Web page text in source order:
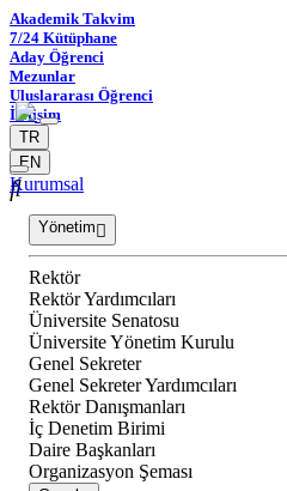
Akademik Takvim
7/24 Kütüphane
Aday Öğrenci
Mezunlar
Uluslararası Öğrenci
İletişim
TR
EN
Kurumsal
Yönetim
Rektör
Rektör Yardımcıları
Üniversite Senatosu
Üniversite Yönetim Kurulu
Genel Sekreter
Genel Sekreter Yardımcıları
Rektör Danışmanları
İç Denetim Birimi
Daire Başkanları
Organizasyon Şeması